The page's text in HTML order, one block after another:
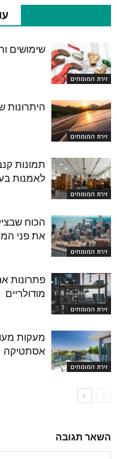
זירת המומחים
שימושים
זירת המומחים
היתרונות
זירת המומחים
תמונות
לאמנות
זירת המומחים
הכוח
את פני
זירת המומחים
פתרונות
מודולריים
זירת המומחים
מעקות
אסתטיקה
השאר תגובה